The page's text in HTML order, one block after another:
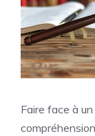
Faire face à un